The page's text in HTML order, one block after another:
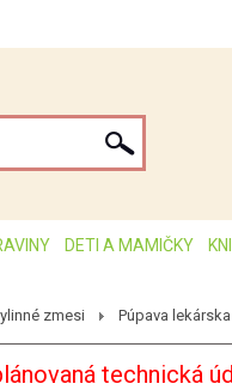
DETI A MAMIČKY
zmesi Púpava lekárska
technická